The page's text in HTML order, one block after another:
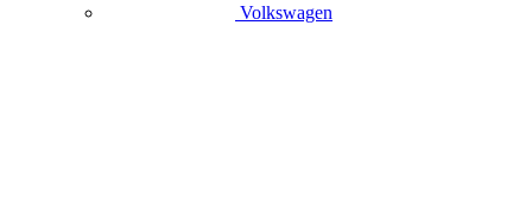
Volkswagen